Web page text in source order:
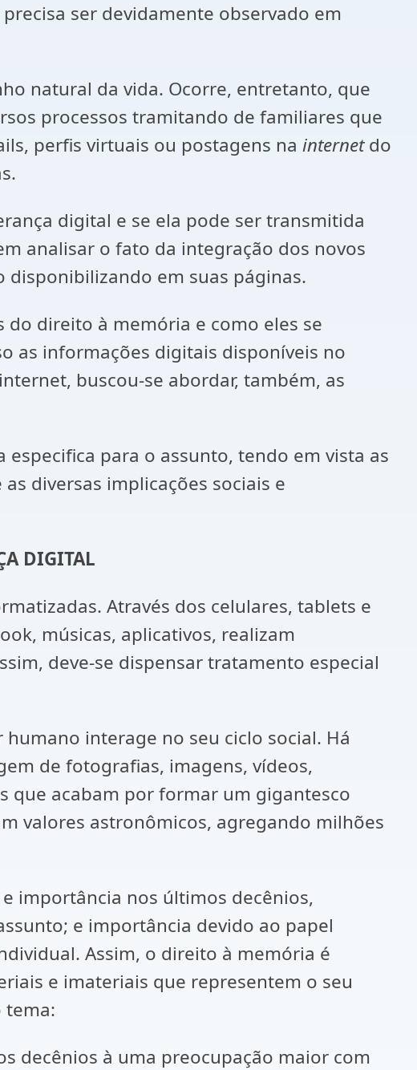
ser devidamente observado em
natural da vida. Ocorre, entretanto, que
processos tramitando de familiares que
perfis virtuais ou postagens na internetdo
digital e se ela pode ser transmitida
analisar o fato da integração dos novos
em suas páginas.
direito à memória e como eles se
as informações digitais disponíveis no
buscou-se abordar, também, as
para o assunto, tendo em vista as
diversas implicações sociais e
DIGITAL
Através dos celulares, tablets e
músicas, aplicativos, realizam
deve-se dispensar tratamento especial
interage no seu ciclo social. Há
de fotografias, imagens, vídeos,
que acabam por formar um gigantesco
valores astronômicos, agregando milhões
importância nos últimos decênios,
e importância devido ao papel
Assim, o direito à memória é
e imateriais que representem o seu
tema:
decênios à uma preocupação maior com